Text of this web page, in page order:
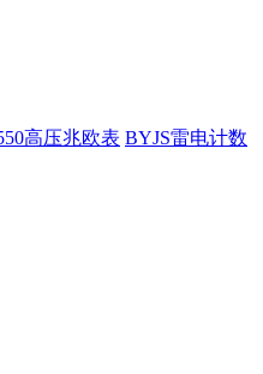
高压兆欧表 BYJS雷电计数